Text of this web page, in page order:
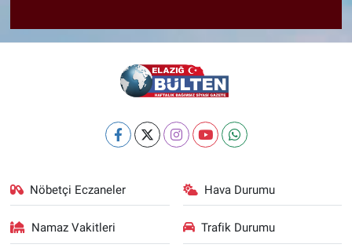
Nöbetçi Eczaneler Hava Durumu
Namaz Vakitleri Trafik Durumu